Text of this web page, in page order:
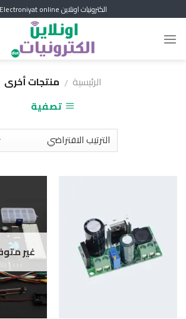
to
content
الكترونيات اونلاين Electroniyat online
الرئيسية / منتجات أخرى
تصفية
غير